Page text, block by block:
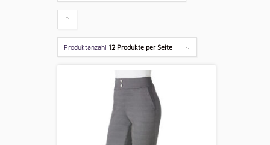
um
die
Produktanzahl 12 Produkte per Seite